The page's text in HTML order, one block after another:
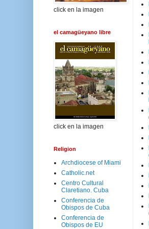
click en la imagen
el camagüeyano libre
click en la imagen
Religion
Archdiocese of Miami
Catholic.net
Centro Cultural
Claretiano. Cuba
Conferencia de
Obispos de Cuba
Conferencia de
Obispos de EU